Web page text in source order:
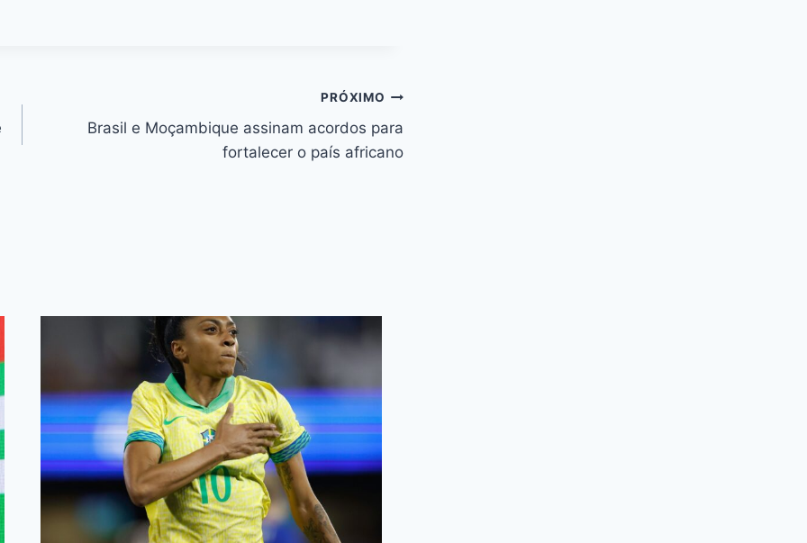
PRÓXIMO
Brasil e Moçambique assinam acordos para
fortalecer o país africano